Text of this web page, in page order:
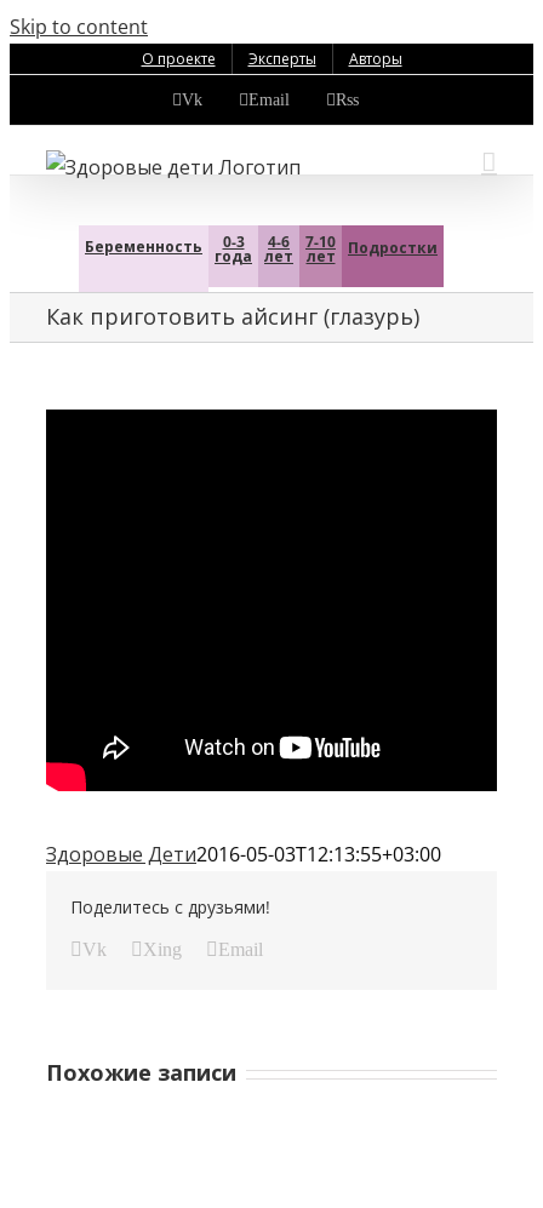
Skip to content
О проекте Эксперты Авторы
Vk Email Rss
Беременность 0-3
года
4-6
лет
7-10
лет Подростки
Как приготовить айсинг (глазурь)
Здоровые Дети2016-05-03T12:13:55+03:00
Поделитесь с друзьями!
Vk Xing Email
Похожие записи